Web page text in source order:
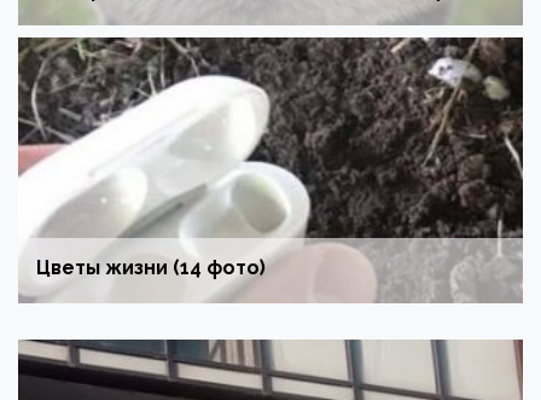
Цветы жизни (14 фото)